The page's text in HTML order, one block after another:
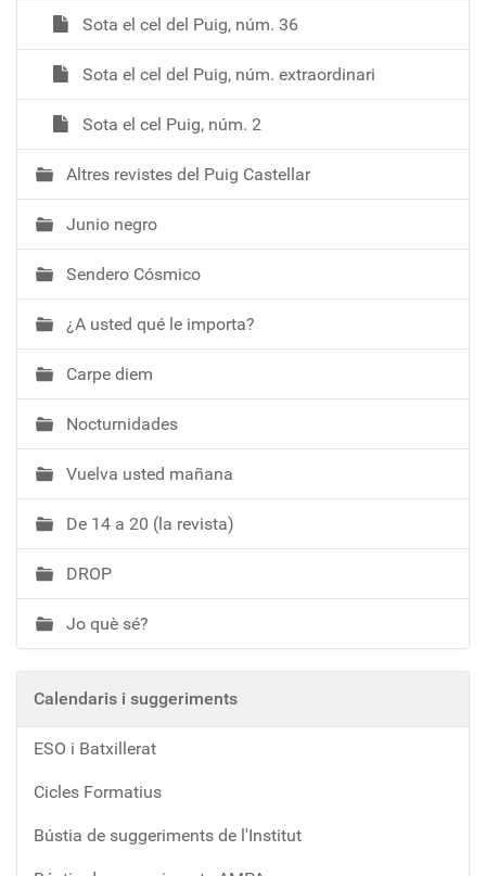
Sota el cel del Puig, núm. 36
Sota el cel del Puig, núm. extraordinari
Sota el cel Puig, núm. 2
Altres revistes del Puig Castellar
Junio negro
Sendero Cósmico
¿A usted qué le importa?
Carpe diem
Nocturnidades
Vuelva usted mañana
De 14 a 20 (la revista)
DROP
Jo què sé?
Calendaris i suggeriments
ESO i Batxillerat
Cicles Formatius
Bústia de suggeriments de l'Institut